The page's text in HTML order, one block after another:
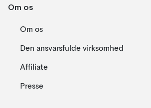
Om os
Om os
Den ansvarsfulde virksomhed
Affiliate
Presse